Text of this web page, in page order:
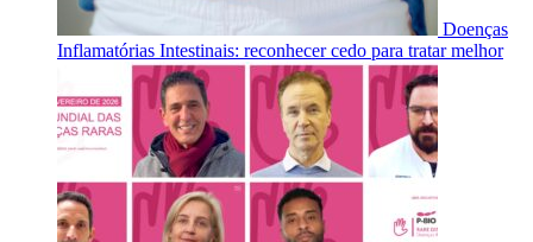
Doenças
Inflamatórias Intestinais: reconhecer cedo para tratar melhor